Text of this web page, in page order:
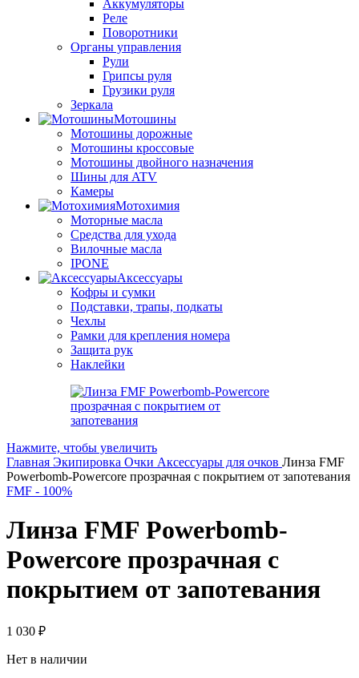
Аккумуляторы
Реле
Поворотники
Органы управления
Рули
Грипсы руля
Грузики руля
Зеркала
Мотошины
Мотошины дорожные
Мотошины кроссовые
Мотошины двойного назначения
Шины для ATV
Камеры
Мотохимия
Моторные масла
Средства для ухода
Вилочные масла
IPONE
Аксессуары
Кофры и сумки
Подставки, трапы, подкаты
Чехлы
Рамки для крепления номера
Защита рук
Наклейки
Нажмите, чтобы увеличить
Главная Экипировка Очки Аксессуары для очков Линза FMF
Powerbomb-Powercore прозрачная с покрытием от запотевания
FMF - 100%
Линза FMF Powerbomb-
Powercore прозрачная с
покрытием от запотевания
1 030 ₽
Нет в наличии